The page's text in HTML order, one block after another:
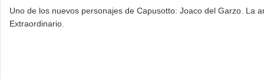
Uno de los nuevos personajes de Capusotto: Joaco del Garzo. La
Extraordinario.